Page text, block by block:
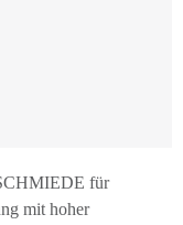
für
mit hoher